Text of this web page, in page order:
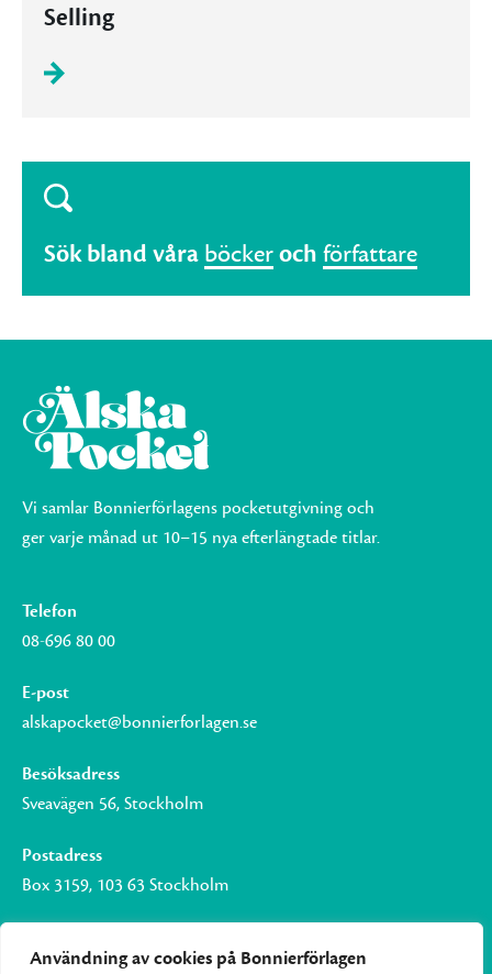
Användning av cookies på Bonnierförlagen
Selling
Sök bland våra böckeroch författare
Vi samlar Bonnierförlagens pocketutgivning och
ger varje månad ut 10–15 nya efterlängtade titlar.
Telefon
08-696 80 00
E-post
alskapocket@bonnierforlagen.se
Besöksadress
Sveavägen 56, Stockholm
Postadress
Box 3159, 103 63 Stockholm